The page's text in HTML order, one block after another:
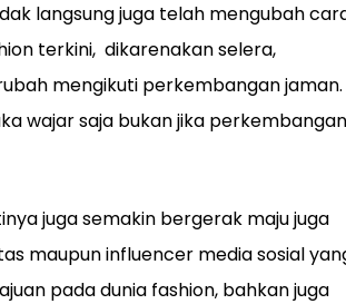
langsung juga telah mengubah
terkini, dikarenakan selera,
mengikuti perkembangan jaman.
wajar saja bukan jika perkembangan
juga semakin bergerak maju juga
maupun influencer media sosial
pada dunia fashion, bahkan juga